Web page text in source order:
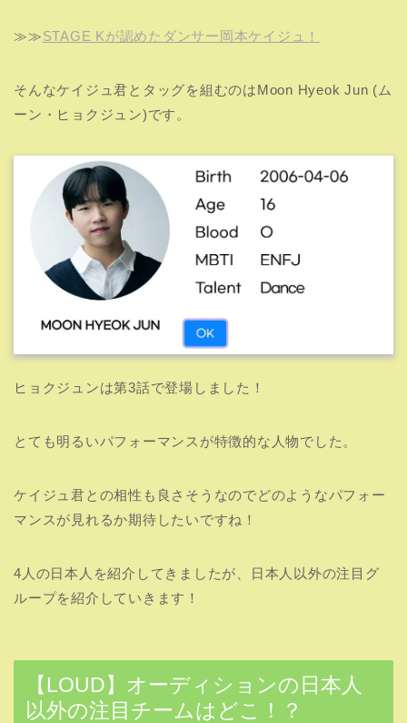
≫≫STAGE Kが認めたダンサー岡本ケイジュ！
そんなケイジュ君とタッグを組むのはMoon Hyeok Jun (ム
ーン・ヒョクジュン)です。
ヒョクジュンは第3話で登場しました！
とても明るいパフォーマンスが特徴的な人物でした。
ケイジュ君との相性も良さそうなのでどのようなパフォー
マンスが見れるか期待したいですね！
4人の日本人を紹介してきましたが、日本人以外の注目グ
ループを紹介していきます！
【LOUD】オーディションの日本人
以外の注目チームはどこ！？